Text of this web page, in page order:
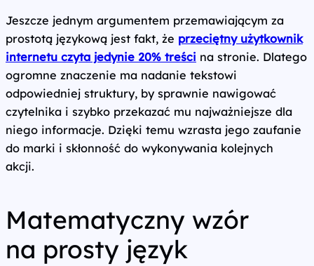
Jeszcze jednym argumentem przemawiającym za
prostotą językową jest fakt, że przeciętny użytkownik
internetu czyta jedynie 20% treści na stronie. Dlatego
ogromne znaczenie ma nadanie tekstowi
odpowiedniej struktury, by sprawnie nawigować
czytelnika i szybko przekazać mu najważniejsze dla
niego informacje. Dzięki temu wzrasta jego zaufanie
do marki i skłonność do wykonywania kolejnych
akcji.
Matematyczny wzór
na prosty język